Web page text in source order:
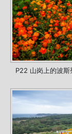
P22 山岗上的波斯